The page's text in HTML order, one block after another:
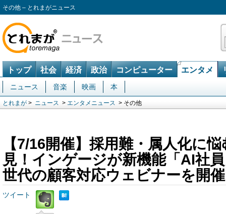
その他 – とれまがニュース
トップ 社会 経済 政治 コンピューター エンタメ
ニュース 音楽 映画 本
とれまが > ニュース > エンタメニュース > その他
【7/16開催】採用難・属人化に
見！インゲージが新機能「AI社
世代の顧客対応ウェビナーを開催
ツイート